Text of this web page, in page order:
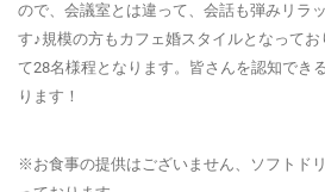
ので、会議室とは違って、会話も弾みリラ
す♪規模の方もカフェ婚スタイルとなって
て28名様程となります。皆さんを認知でき
ります！
※お食事の提供はございません、ソフトド